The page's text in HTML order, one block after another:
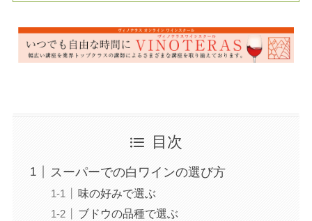
目次
スーパーでの白ワインの選び方
味の好みで選ぶ
ブドウの品種で選ぶ